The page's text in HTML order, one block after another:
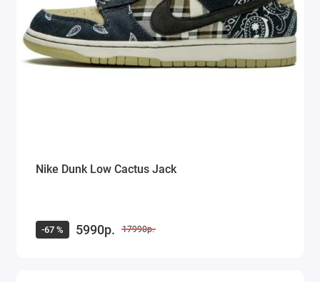
Nike Dunk Low Cactus Jack
-67 % 5990р. 17990р.